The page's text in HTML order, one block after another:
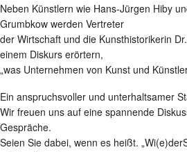
Neben Künstlern wie Hans-Jürgen Hiby
Grumbkow werden Vertreter
der Wirtschaft und die Kunsthistorikerin
einem Diskurs erörtern,
„was Unternehmen von Kunst und
Ein anspruchsvoller und unterhaltsamer
Wir freuen uns auf eine spannende
Gespräche.
Seien Sie dabei, wenn es heißt.